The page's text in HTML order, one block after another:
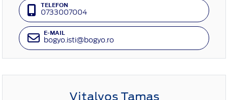
TELEFON
0733007004
E-MAIL
bogyo.isti@bogyo.ro
Vitalyos Tamas